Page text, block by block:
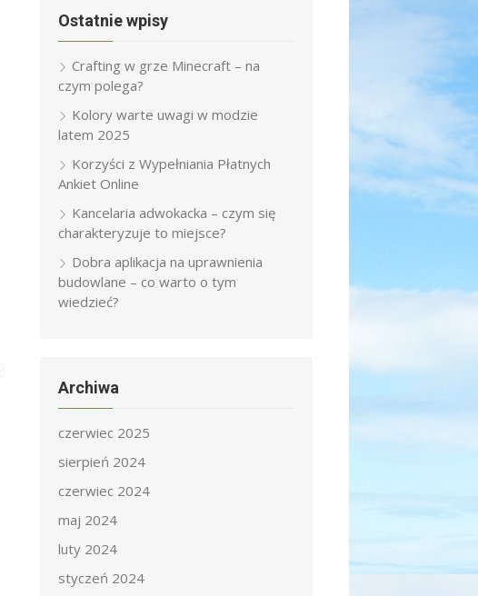
Ostatnie wpisy
Crafting w grze Minecraft – na
czym polega?
Kolory warte uwagi w modzie
latem 2025
Korzyści z Wypełniania Płatnych
Ankiet Online
Kancelaria adwokacka – czym się
charakteryzuje to miejsce?
Dobra aplikacja na uprawnienia
budowlane – co warto o tym
wiedzieć?
Archiwa
czerwiec 2025
sierpień 2024
czerwiec 2024
maj 2024
luty 2024
styczeń 2024